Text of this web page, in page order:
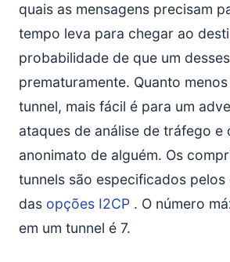
quais as mensagens precisam
tempo leva para chegar ao
probabilidade de que um
prematuramente. Quanto
tunnel, mais fácil é para um
ataques de análise de tráfego e
anonimato de alguém. Os
tunnels são especificados
das opções I2CP . O número
em um tunnel é 7.